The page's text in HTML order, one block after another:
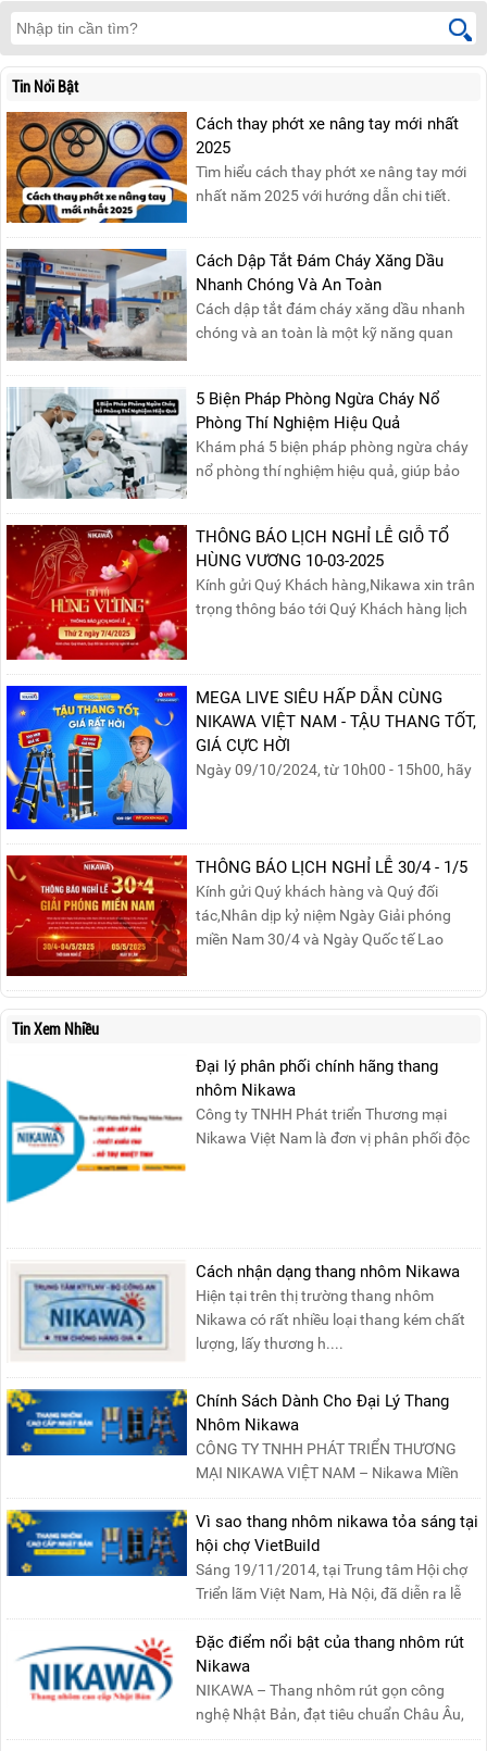
Tin Nổi Bật
Cách thay phớt xe nâng tay mới nhất
2025
Tìm hiểu cách thay phớt xe nâng tay mới
nhất năm 2025 với hướng dẫn chi tiết.
phớt đúng cách, giúp xe nâng hoạt động
hiệu quả và bền lâu!
Cách Dập Tắt Đám Cháy Xăng Dầu
Nhanh Chóng Và An Toàn
Cách dập tắt đám cháy xăng dầu nhanh
chóng và an toàn là một kỹ năng quan
cháy xăng dầu rất dễ lan rộng và gây thiệt
hại nghiêm trọng nếu không được xử lý kịp
thời. Vì vậy, việc hiểu rõ các phương pháp
dập tắt...
5 Biện Pháp Phòng Ngừa Cháy Nổ
Phòng Thí Nghiệm Hiệu Quả
Khám phá 5 biện pháp phòng ngừa cháy
nổ phòng thí nghiệm hiệu quả, giúp bảo
sản, giảm thiểu nguy cơ cháy nổ phòng thí
nghiệm.
THÔNG BÁO LỊCH NGHỈ LỄ GIỖ TỔ
HÙNG VƯƠNG 10-03-2025
Kính gửi Quý Khách hàng,Nikawa xin trân
trọng thông báo tới Quý Khách hàng lịch
07/04/2025, nhằm ngày Giỗ Tổ Hùng
Vương – dịp để tưởng nhớ công ơn dựng
nước của các Vua Hùng....
MEGA LIVE SIÊU HẤP DẪN CÙNG
NIKAWA VIỆT NAM - TẬU THANG TỐT,
GIÁ CỰC HỜI
Ngày 09/10/2024, từ 10h00 - 15h00, hãy
phần quà siêu hấp dẫn và mua sắm
những sản phẩm thang chính hãng với
mức giá không thể tốt hơn!Tham gia
Mega Live, bạn sẽ nhận được gì?...
THÔNG BÁO LỊCH NGHỈ LỄ 30/4 - 1/5
Kính gửi Quý khách hàng và Quý đối
tác,Nhân dịp kỷ niệm Ngày Giải phóng
miền Nam 30/4 và Ngày Quốc tế Lao
báo lịch nghỉ lễ như sau:Thời gian nghỉ: Từ
Thứ Ba, ngày 29/04/2025 đến hết Chủ
Tin Xem Nhiều
Đại lý phân phối chính hãng thang
nhôm Nikawa
Công ty TNHH Phát triển Thương mại
Nikawa Việt Nam là đơn vị phân phối độc
Cách nhận dạng thang nhôm Nikawa
Hiện tại trên thị trường thang nhôm
Nikawa có rất nhiều loại thang kém chất
lượng, lấy thương h....
Chính Sách Dành Cho Đại Lý Thang
Nhôm Nikawa
CÔNG TY TNHH PHÁT TRIỂN THƯƠNG
MẠI NIKAWA VIỆT NAM – Nikawa Miền
Bắc: Số 19, Đường Trung ....
Vì sao thang nhôm nikawa tỏa sáng tại
hội chợ VietBuild
Sáng 19/11/2014, tại Trung tâm Hội chợ
Triển lãm Việt Nam, Hà Nội, đã diễn ra lễ
khai mạc “Triể....
Đặc điểm nổi bật của thang nhôm rút
Nikawa
NIKAWA – Thang nhôm rút gọn công
nghệ Nhật Bản, đạt tiêu chuẩn Châu Âu,
đảm bảo sự an toàn tuy....